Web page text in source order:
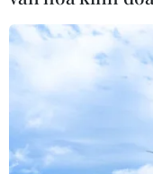
quân của huấn
có chiến thắng
League 2023/24,
vực "cầm đèn
9).